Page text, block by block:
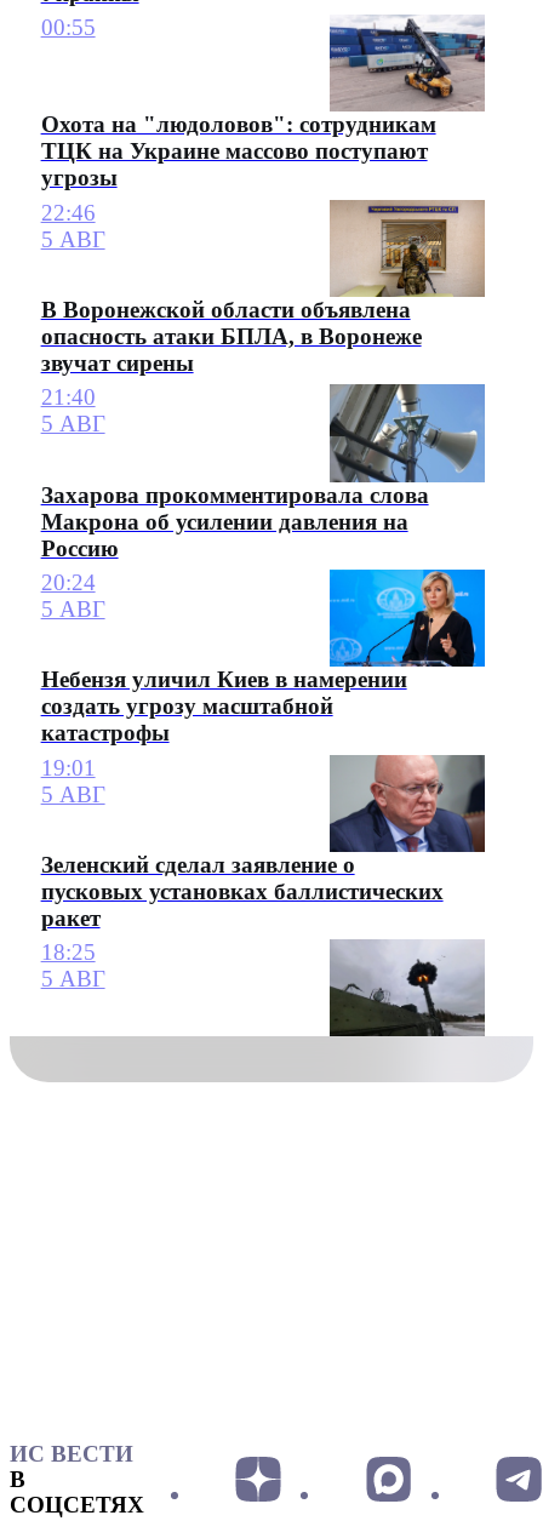
00:55
Охота на "людоловов": сотрудникам
ТЦК на Украине массово поступают
угрозы
22:46
5 АВГ
В Воронежской области объявлена
опасность атаки БПЛА, в Воронеже
звучат сирены
21:40
5 АВГ
Захарова прокомментировала слова
Макрона об усилении давления на
Россию
20:24
5 АВГ
Небензя уличил Киев в намерении
создать угрозу масштабной
катастрофы
19:01
5 АВГ
Зеленский сделал заявление о
пусковых установках баллистических
ракет
18:25
5 АВГ
ИС ВЕСТИ
В
СОЦСЕТЯХ